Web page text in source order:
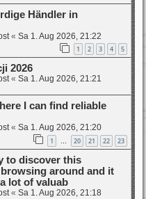
Händler in
« Sa 1. Aug 2026, 21:22
1 2 3 4 5
2026
« Sa 1. Aug 2026, 21:21
I can find reliable
« Sa 1. Aug 2026, 21:20
1 … 20 21 22 23
to discover this
browsing around and it
lot of valuab
« Sa 1. Aug 2026, 21:18